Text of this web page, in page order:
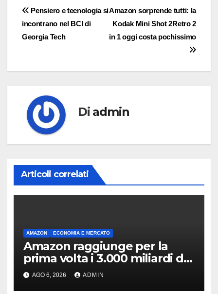
Navigazione
articoli
Amazon sorprende tutti: la
Kodak Mini Shot 2Retro 2
in 1 oggi costa pochissimo
Pensiero e tecnologia si
incontrano nel BCI di
Georgia Tech
Di admin
Articoli correlati
AMAZON ECONOMIA E MERCATO
Amazon raggiunge per la
prima volta i 3.000 miliardi di
capitalizzazione
AGO 6, 2026 ADMIN